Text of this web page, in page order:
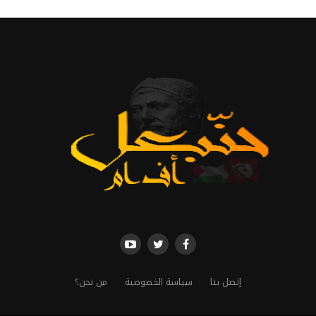
إتصل بنا سياسة الخصوصية من نحن؟